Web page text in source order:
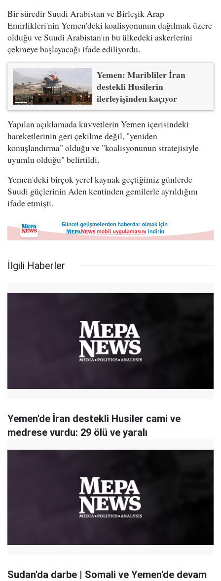
Bir süredir Suudi Arabistan ve Birleşik Arap
Emirlikleri'nin Yemen'deki koalisyonunun dağılmak üzere
olduğu ve Suudi Arabistan'ın bu ülkedeki askerlerini
çekmeye başlayacağı ifade ediliyordu.
Yemen: Maribliler İran
destekli Husilerin
ilerleyişinden kaçıyor
Yapılan açıklamada kuvvetlerin Yemen içerisindeki
hareketlerinin geri çekilme değil, "yeniden
konuşlandırma" olduğu ve "koalisyonunun stratejisiyle
uyumlu olduğu" belirtildi.
Yemen'deki birçok yerel kaynak geçtiğimiz günlerde
Suudi güçlerinin Aden kentinden gemilerle ayrıldığını
ifade etmişti.
İlgili Haberler
Yemen'de İran destekli Husiler cami ve
medrese vurdu: 29 ölü ve yaralı
Sudan'da darbe | Somali ve Yemen'de devam